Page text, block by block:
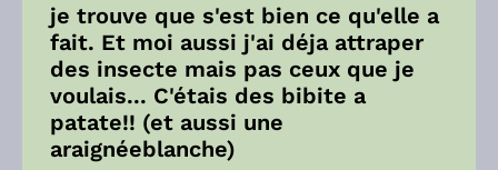
je trouve que s'est bien ce qu'elle a
fait. Et moi aussi j'ai déja attraper
des insecte mais pas ceux que je
voulais... C'étais des bibite a
patate!! (et aussi une
araignéeblanche)